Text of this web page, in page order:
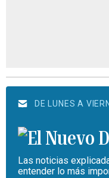
DE LUNES A
Las noticias
entender lo más